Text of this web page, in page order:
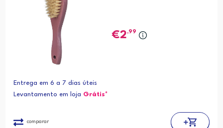
2,99
Entrega em 6 a 7 dias úteis
Levantamento em loja Grátis*
comparar